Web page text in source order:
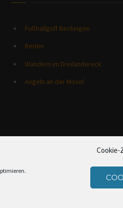
Cookie-
Fußballgolf Beckingen
Reiten
Wandern im Dreiländereck
Angeln an der Mosel